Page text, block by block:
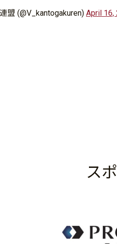
盟 (@V_kantogakuren) April 16,
ス